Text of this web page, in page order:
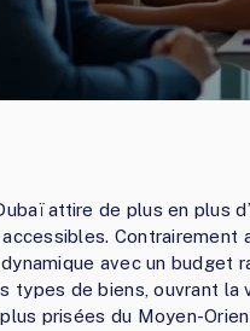
attire de plus en plus
Contrairement
avec un budget
types de biens, ouvrant la
prisées du Moyen-